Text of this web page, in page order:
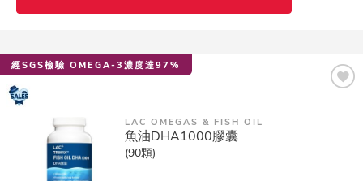
經SGS檢驗 OMEGA-3濃度達97%
LAC OMEGAS & FISH OIL
魚油DHA1000膠囊
(90顆)